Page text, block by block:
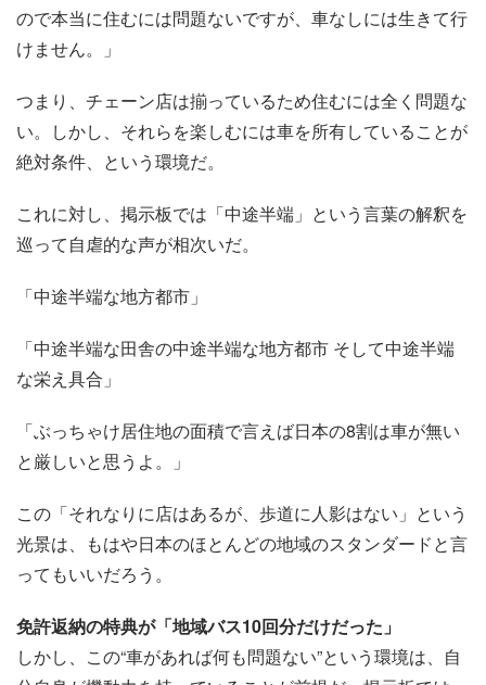
ので本当に住むには問題ないですが、車なしには生きて行
けません。」
つまり、チェーン店は揃っているため住むには全く問題な
い。しかし、それらを楽しむには車を所有していることが
絶対条件、という環境だ。
これに対し、掲示板では「中途半端」という言葉の解釈を
巡って自虐的な声が相次いだ。
「中途半端な地方都市」
「中途半端な田舎の中途半端な地方都市 そして中途半端
な栄え具合」
「ぶっちゃけ居住地の面積で言えば日本の8割は車が無い
と厳しいと思うよ。」
この「それなりに店はあるが、歩道に人影はない」という
光景は、もはや日本のほとんどの地域のスタンダードと言
ってもいいだろう。
免許返納の特典が「地域バス10回分だけだった」
しかし、この“車があれば何も問題ない”という環境は、自